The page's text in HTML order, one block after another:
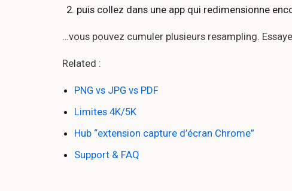
puis collez dans une app qui redimensionne
…vous pouvez cumuler plusieurs resampling.
Related :
PNG vs JPG vs PDF
Limites 4K/5K
Hub “extension capture d’écran Chrome”
Support & FAQ